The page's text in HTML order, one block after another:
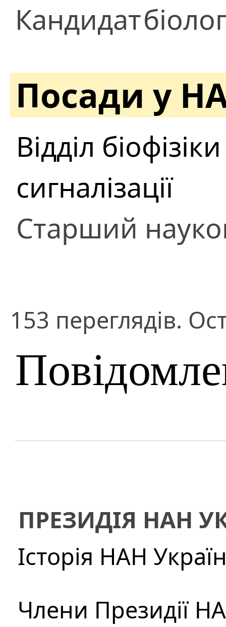
Кандидат
Посади у
Відділ
сигналізації
Старший
153 переглядів.
ПРЕЗИДІЯ НАН
Історія НАН
Члени Президії